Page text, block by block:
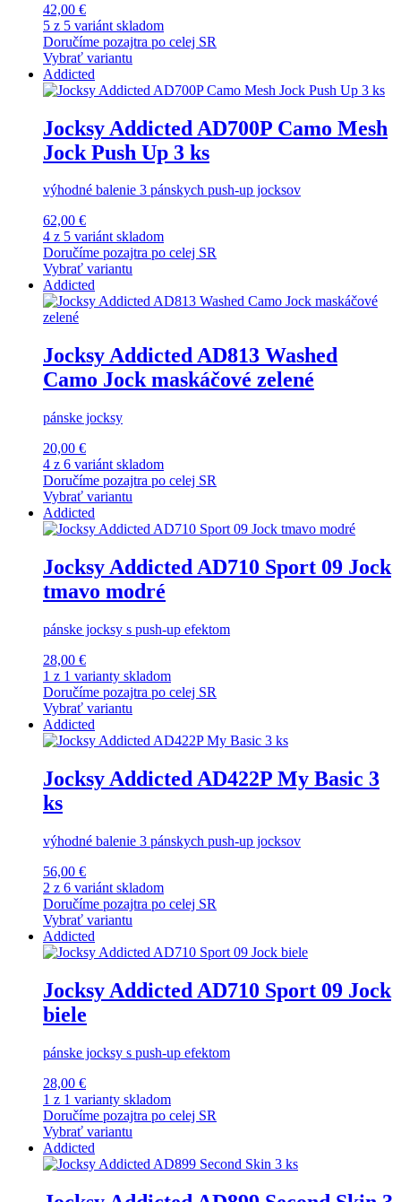
42,00 €
5 z 5 variánt skladom
Doručíme pozajtra po celej SR
Vybrať variantu
Addicted
Jocksy Addicted AD700P Camo Mesh
Jock Push Up 3 ks
výhodné balenie 3 pánskych push-up jocksov
62,00 €
4 z 5 variánt skladom
Doručíme pozajtra po celej SR
Vybrať variantu
Addicted
Jocksy Addicted AD813 Washed
Camo Jock maskáčové zelené
pánske jocksy
20,00 €
4 z 6 variánt skladom
Doručíme pozajtra po celej SR
Vybrať variantu
Addicted
Jocksy Addicted AD710 Sport 09 Jock
tmavo modré
pánske jocksy s push-up efektom
28,00 €
1 z 1 varianty skladom
Doručíme pozajtra po celej SR
Vybrať variantu
Addicted
Jocksy Addicted AD422P My Basic 3
ks
výhodné balenie 3 pánskych push-up jocksov
56,00 €
2 z 6 variánt skladom
Doručíme pozajtra po celej SR
Vybrať variantu
Addicted
Jocksy Addicted AD710 Sport 09 Jock
biele
pánske jocksy s push-up efektom
28,00 €
1 z 1 varianty skladom
Doručíme pozajtra po celej SR
Vybrať variantu
Addicted